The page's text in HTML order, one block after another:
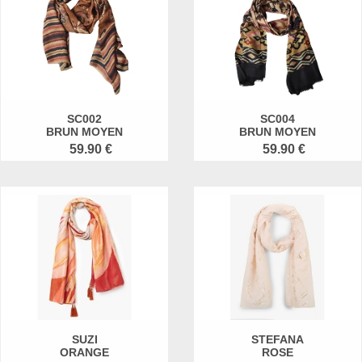
SC002
BRUN MOYEN
59.90 €
SC004
BRUN MOYEN
59.90 €
SUZI
ORANGE
STEFANA
ROSE